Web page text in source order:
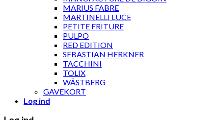
MARIUS FABRE
MARTINELLI LUCE
PETITE FRITURE
PULPO
RED EDITION
SEBASTIAN HERKNER
TACCHINI
TOLIX
WÄSTBERG
GAVEKORT
Log ind